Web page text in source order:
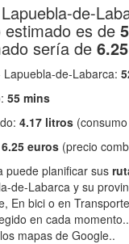
de-
es de
sería de
de-Labarca:
55 mins
4.17 litros
6.25 euros (precio
puede planificar sus
de-Labarca y su
En bici o en
en cada
mapas de Google..